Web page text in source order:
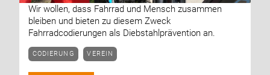
Wir wollen, dass Fahrrad und Mensch zusammen
bleiben und bieten zu diesem Zweck
Fahrradcodierungen als Diebstahlprävention an.
CODIERUNG VEREIN